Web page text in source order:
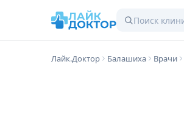
Лайк.Доктор Балашиха Врачи